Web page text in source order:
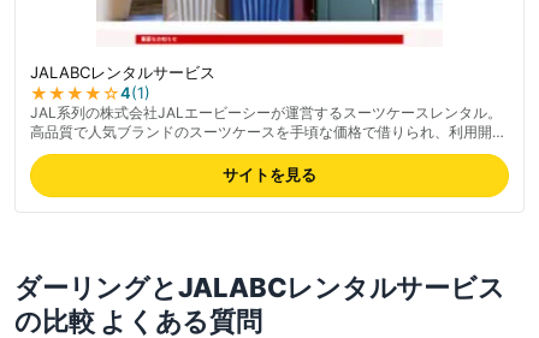
JALABCレンタルサービス
★★★★☆4(1)
JAL系列の株式会社JALエービーシーが運営するスーツケースレンタル。
高品質で人気ブランドのスーツケースを手頃な価格で借りられ、利用開始
日の2日前に自宅へ配送、返却時も全国往復送料無料。安心補償(/個)・ラ
ゲッジチェッカー(/個)などオプションも充実、JAL利用者には特に安心の
老舗サービス。最新の料金は公式サイトでご確認ください。
サイトを見る
ダーリングとJALABCレンタルサービス
の比較 よくある質問